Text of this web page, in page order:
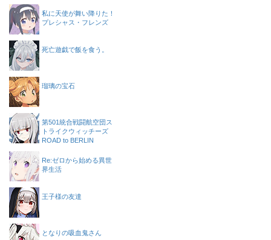
私に天使が舞い降りた！
プレシャス・フレンズ
死亡遊戯で飯を食う。
瑠璃の宝石
第501統合戦闘航空団ス
トライクウィッチーズ
ROAD to BERLIN
Re:ゼロから始める異世
界生活
王子様の友達
となりの吸血鬼さん